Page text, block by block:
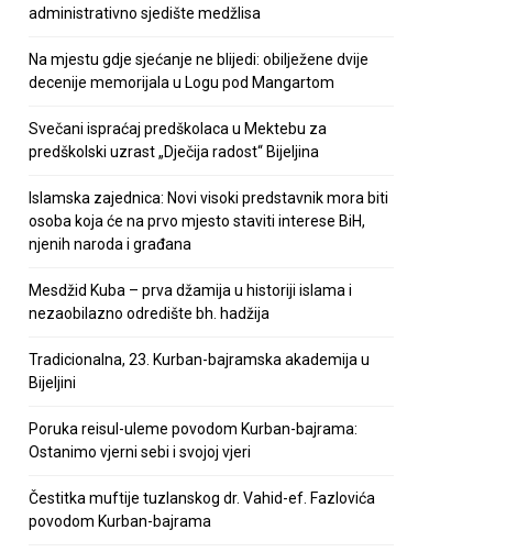
administrativno sjedište medžlisa
Na mjestu gdje sjećanje ne blijedi: obilježene dvije
decenije memorijala u Logu pod Mangartom
Svečani ispraćaj predškolaca u Mektebu za
predškolski uzrast „Dječija radost“ Bijeljina
Islamska zajednica: Novi visoki predstavnik mora biti
osoba koja će na prvo mjesto staviti interese BiH,
njenih naroda i građana
Mesdžid Kuba – prva džamija u historiji islama i
nezaobilazno odredište bh. hadžija
Tradicionalna, 23. Kurban-bajramska akademija u
Bijeljini
Poruka reisul-uleme povodom Kurban-bajrama:
Ostanimo vjerni sebi i svojoj vjeri
Čestitka muftije tuzlanskog dr. Vahid-ef. Fazlovića
povodom Kurban-bajrama